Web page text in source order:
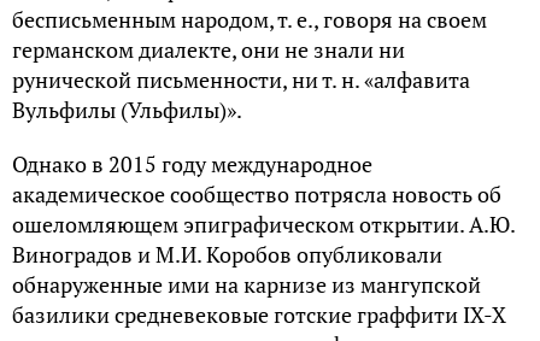
бесписьменным народом, т. е., говоря на своем
германском диалекте, они не знали ни
рунической письменности, ни т. н. «алфавита
Вульфилы (Ульфилы)».
Однако в 2015 году международное
академическое сообщество потрясла новость об
ошеломляющем эпиграфическом открытии. А.Ю.
Виноградов и М.И. Коробов опубликовали
обнаруженные ими на карнизе из мангупской
базилики средневековые готские граффити IX-X